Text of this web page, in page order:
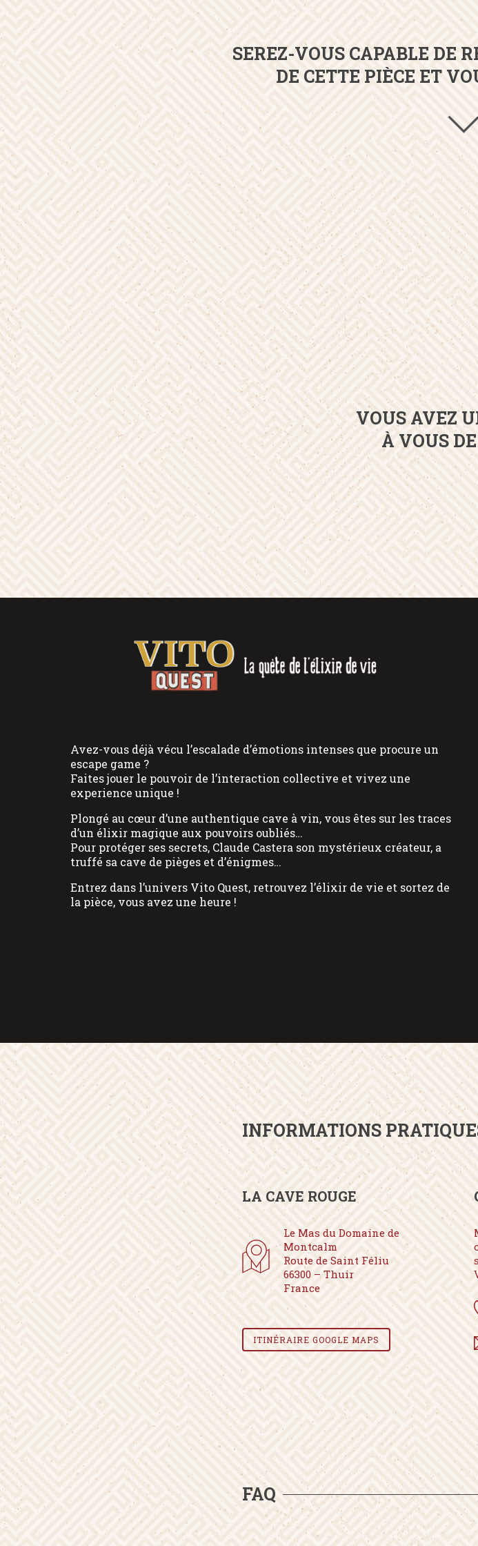
SEREZ-VOUS CAPABLE DE
DE CETTE PIÈCE ET
VOUS AVEZ
À VOUS
Avez-vous déjà vécu l’escalade d’émotions intenses que procure un
escape game ?
Faites jouer le pouvoir de l’interaction collective et vivez une
experience unique !
Plongé au cœur d’une authentique cave à vin, vous êtes sur les traces
d’un élixir magique aux pouvoirs oubliés…
Pour protéger ses secrets, Claude Castera son mystérieux créateur, a
truffé sa cave de pièges et d’énigmes…
Entrez dans l’univers Vito Quest, retrouvez l’élixir de vie et sortez de
la pièce, vous avez une heure !
INFORMATIONS
LA CAVE ROUGE
Le Mas du Domaine de
Montcalm
Route de Saint Féliu
66300 – Thuir
France
ITINÉRAIRE GOOGLE MAPS
FAQ